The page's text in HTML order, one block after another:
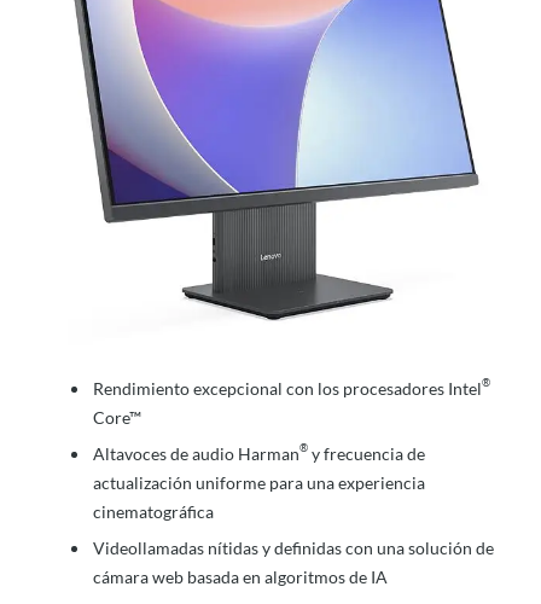
Rendimiento excepcional con los procesadores Intel®
Core™
Altavoces de audio Harman® y frecuencia de
actualización uniforme para una experiencia
cinematográfica
Videollamadas nítidas y definidas con una solución de
cámara web basada en algoritmos de IA